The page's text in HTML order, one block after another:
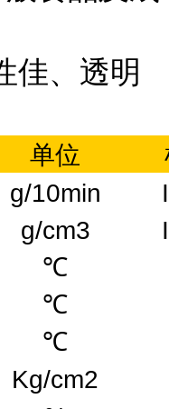
佳、透明
单位
g/10min
g/cm3
℃
℃
℃
Kg/cm2